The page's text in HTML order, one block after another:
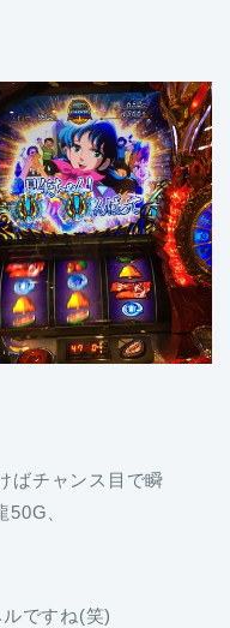
ばチャンス目で瞬
、
ですね(笑)